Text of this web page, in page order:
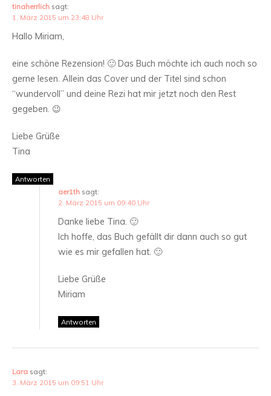
tinaherrlich sagt:
1. März 2015 um 23:48 Uhr
Hallo Miriam,
eine schöne Rezension! 🙂 Das Buch möchte ich auch noch so
gerne lesen. Allein das Cover und der Titel sind schon
“wundervoll” und deine Rezi hat mir jetzt noch den Rest
gegeben. 😉
Liebe Grüße
Tina
Antworten
aer1th sagt:
2. März 2015 um 09:40 Uhr
Danke liebe Tina. 🙂
Ich hoffe, das Buch gefällt dir dann auch so gut
wie es mir gefallen hat. 🙂
Liebe Grüße
Miriam
Antworten
Lara sagt:
3. März 2015 um 09:51 Uhr